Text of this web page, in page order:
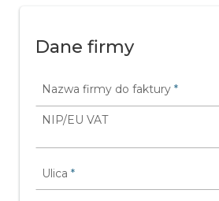
Dane firmy
Nazwa firmy do faktury *
NIP/EU VAT
Ulica *